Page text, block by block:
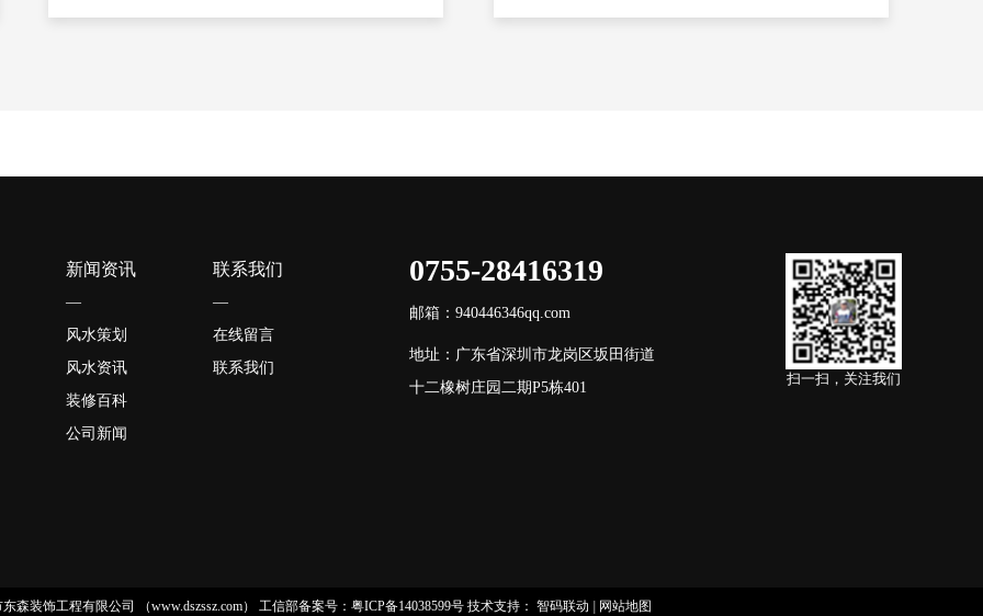
新闻资讯
—
风水策划
风水资讯
装修百科
公司新闻
联系我们
—
在线留言
联系我们
0755-28416319
邮箱：940446346qq.com
地址：广东省深圳市龙岗区坂田街道
十二橡树庄园二期P5栋401
扫一扫，关注我们
森装饰工程有限公司 （www.dszssz.com） 工信部备案号：粤ICP备14038599号 技术支持： 智码联动 网站地图